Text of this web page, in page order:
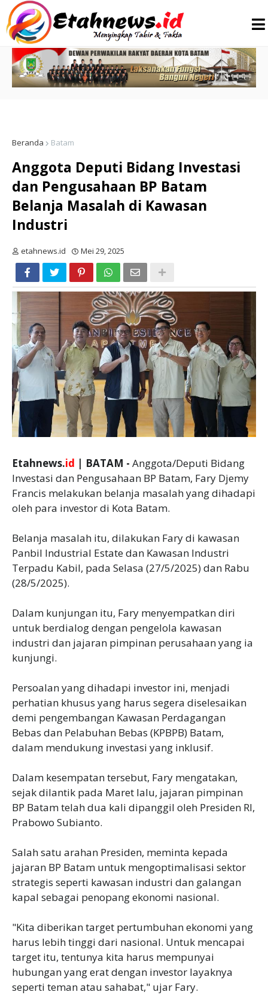
Beranda Batam
Anggota Deputi Bidang Investasi
dan Pengusahaan BP Batam
Belanja Masalah di Kawasan
Industri
etahnews.id Mei 29, 2025
Etahnews.id | BATAM - Anggota/Deputi Bidang
Investasi dan Pengusahaan BP Batam, Fary Djemy
Francis melakukan belanja masalah yang dihadapi
oleh para investor di Kota Batam.
Belanja masalah itu, dilakukan Fary di kawasan
Panbil Industrial Estate dan Kawasan Industri
Terpadu Kabil, pada Selasa (27/5/2025) dan Rabu
(28/5/2025).
Dalam kunjungan itu, Fary menyempatkan diri
untuk berdialog dengan pengelola kawasan
industri dan jajaran pimpinan perusahaan yang ia
kunjungi.
Persoalan yang dihadapi investor ini, menjadi
perhatian khusus yang harus segera diselesaikan
demi pengembangan Kawasan Perdagangan
Bebas dan Pelabuhan Bebas (KPBPB) Batam,
dalam mendukung investasi yang inklusif.
Dalam kesempatan tersebut, Fary mengatakan,
sejak dilantik pada Maret lalu, jajaran pimpinan
BP Batam telah dua kali dipanggil oleh Presiden RI,
Prabowo Subianto.
Salah satu arahan Presiden, meminta kepada
jajaran BP Batam untuk mengoptimalisasi sektor
strategis seperti kawasan industri dan galangan
kapal sebagai penopang ekonomi nasional.
"Kita diberikan target pertumbuhan ekonomi yang
harus lebih tinggi dari nasional. Untuk mencapai
target itu, tentunya kita harus mempunyai
hubungan yang erat dengan investor layaknya
seperti teman atau sahabat," ujar Fary.